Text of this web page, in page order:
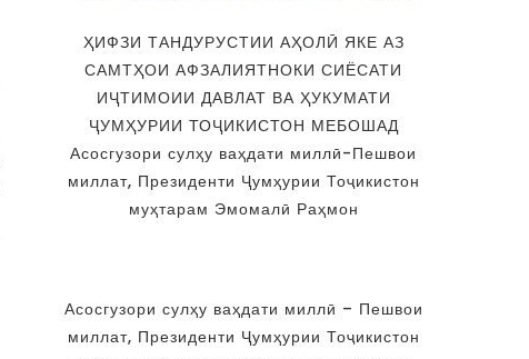
ҲИФЗИ ТАНДУРУСТИИ АҲОЛӢ ЯКЕ АЗ
САМТҲОИ АФЗАЛИЯТНОКИ СИЁСАТИ
ИҶТИМОИИ ДАВЛАТ ВА ҲУКУМАТИ
ҶУМҲУРИИ ТОҶИКИСТОН МЕБОШАД
Асосгузори сулҳу ваҳдати миллӣ-Пешвои
миллат, Президенти Ҷумҳурии Тоҷикистон
муҳтарам Эмомалӣ Раҳмон
Асосгузори сулҳу ваҳдати миллӣ – Пешвои
миллат, Президенти Ҷумҳурии Тоҷикистон